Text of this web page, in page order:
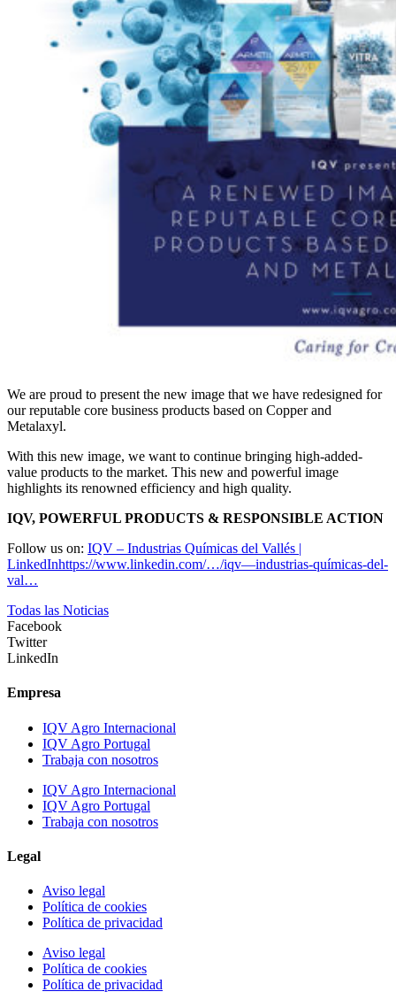
We are proud to present the new image that we have redesigned for
our reputable core business products based on Copper and
Metalaxyl.
With this new image, we want to continue bringing high-added-
value products to the market. This new and powerful image
highlights its renowned efficiency and high quality.
IQV, POWERFUL PRODUCTS & RESPONSIBLE ACTION
Follow us on: IQV – Industrias Químicas del Vallés |
LinkedInhttps://www.linkedin.com/…/iqv—industrias-químicas-del-
val…
Todas las Noticias
Facebook
Twitter
LinkedIn
Empresa
IQV Agro Internacional
IQV Agro Portugal
Trabaja con nosotros
IQV Agro Internacional
IQV Agro Portugal
Trabaja con nosotros
Legal
Aviso legal
Política de cookies
Política de privacidad
Aviso legal
Política de cookies
Política de privacidad